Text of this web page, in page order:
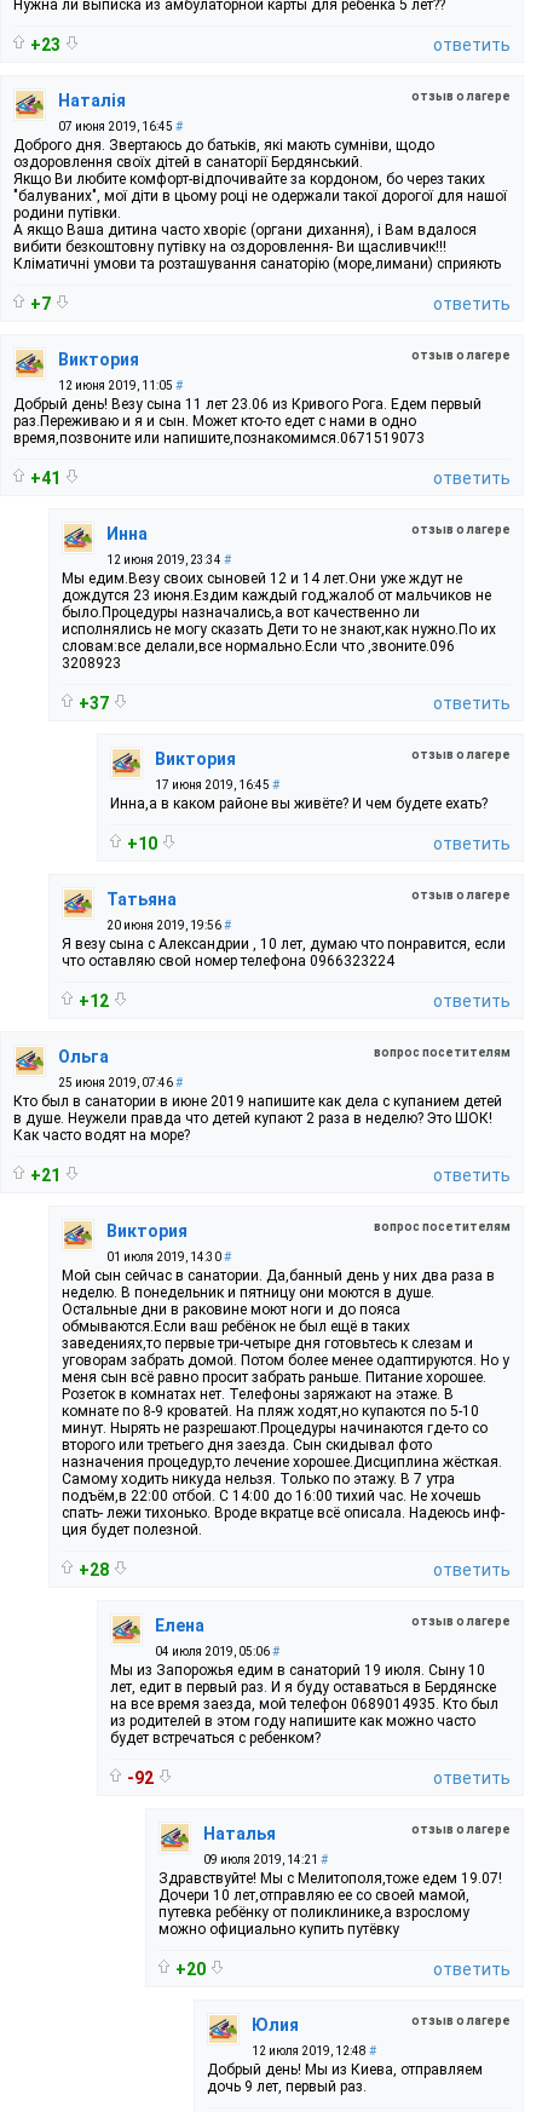
Нужна ли выписка из амбулаторной карты для ребенка 5 лет??
+23 ответить
отзыв о лагере
Наталія
07 июня 2019, 16:45 #
Доброго дня. Звертаюсь до батьків, які мають сумніви, щодо
оздоровлення своїх дітей в санаторії Бердянський.
Якщо Ви любите комфорт-відпочивайте за кордоном, бо через таких
"балуваних", мої діти в цьому році не одержали такої дорогої для нашої
родини путівки.
А якщо Ваша дитина часто хворіє (органи дихання), і Вам вдалося
вибити безкоштовну путівку на оздоровлення- Ви щасливчик!!!
Кліматичні умови та розташування санаторію (море,лимани) сприяють
+7 ответить
отзыв о лагере
Виктория
12 июня 2019, 11:05 #
Добрый день! Везу сына 11 лет 23.06 из Кривого Рога. Едем первый
раз.Переживаю и я и сын. Может кто-то едет с нами в одно
время,позвоните или напишите,познакомимся.0671519073
+41 ответить
отзыв о лагере
Инна
12 июня 2019, 23:34 #
Мы едим.Везу своих сыновей 12 и 14 лет.Они уже ждут не
дождутся 23 июня.Ездим каждый год,жалоб от мальчиков не
было.Процедуры назначались,а вот качественно ли
исполнялись не могу сказать Дети то не знают,как нужно.По их
словам:все делали,все нормально.Если что ,звоните.096
3208923
+37 ответить
отзыв о лагере
Виктория
17 июня 2019, 16:45 #
Инна,а в каком районе вы живёте? И чем будете ехать?
+10 ответить
отзыв о лагере
Татьяна
20 июня 2019, 19:56#
Я везу сына с Александрии , 10 лет, думаю что понравится, если
что оставляю свой номер телефона 0966323224
+12 ответить
вопрос посетителям
Ольга
25 июня 2019, 07:46#
Кто был в санатории в июне 2019 напишите как дела с купанием детей
в душе. Неужели правда что детей купают 2 раза в неделю? Это ШОК!
Как часто водят на море?
+21 ответить
вопрос посетителям
Виктория
01 июля 2019, 14:30#
Мой сын сейчас в санатории. Да,банный день у них два раза в
неделю. В понедельник и пятницу они моются в душе.
Остальные дни в раковине моют ноги и до пояса
обмываются.Если ваш ребёнок не был ещё в таких
заведениях,то первые три-четыре дня готовьтесь к слезам и
уговорам забрать домой. Потом более менее одаптируются. Но у
меня сын всё равно просит забрать раньше. Питание хорошее.
Розеток в комнатах нет. Телефоны заряжают на этаже. В
комнате по 8-9 кроватей. На пляж ходят,но купаются по 5-10
минут. Нырять не разрешают.Процедуры начинаются где-то со
второго или третьего дня заезда. Сын скидывал фото
назначения процедур,то лечение хорошее.Дисциплина жёсткая.
Самому ходить никуда нельзя. Только по этажу. В 7 утра
подъём,в 22:00 отбой. С 14:00 до 16:00 тихий час. Не хочешь
спать- лежи тихонько. Вроде вкратце всё описала. Надеюсь инф-
ция будет полезной.
+28 ответить
отзыв о лагере
Елена
04 июля 2019, 05:06#
Мы из Запорожья едим в санаторий 19 июля. Сыну 10
лет, едит в первый раз. И я буду оставаться в Бердянске
на все время заезда, мой телефон 0689014935. Кто был
из родителей в этом году напишите как можно часто
будет встречаться с ребенком?
-92 ответить
отзыв о лагере
Наталья
09 июля 2019, 14:21 #
Здравствуйте! Мы с Мелитополя,тоже едем 19.07!
Дочери 10 лет,отправляю ее со своей мамой,
путевка ребёнку от поликлинике,а взрослому
можно официально купить путёвку
+20 ответить
отзыв о лагере
Юлия
12 июля 2019, 12:48 #
Добрый день! Мы из Киева, отправляем
дочь 9 лет, первый раз.